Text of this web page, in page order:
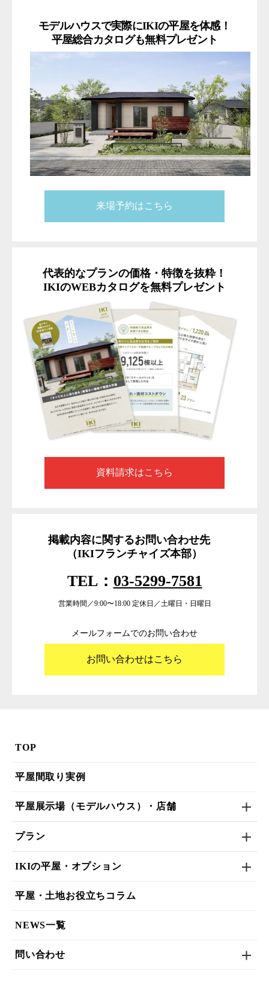
モデルハウスで実際にIKIの平屋を体感！
平屋総合カタログも無料プレゼント
来場予約はこちら
代表的なプランの価格・特徴を抜粋！
IKIのWEBカタログを無料プレゼント
資料請求はこちら
掲載内容に関するお問い合わせ先
（IKIフランチャイズ本部）
TEL： 03-5299-7581
営業時間／9:00〜18:00 定休日／土曜日・日曜日
メールフォームでのお問い合わせ
お問い合わせはこちら
TOP
平屋間取り実例
平屋展示場（モデルハウス）・店舗
プラン
IKIの平屋・オプション
平屋・土地お役立ちコラム
NEWS一覧
問い合わせ